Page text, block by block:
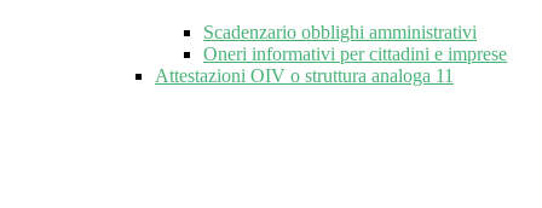
Scadenzario obblighi amministrativi
Oneri informativi per cittadini e imprese
Attestazioni OIV o struttura analoga 11